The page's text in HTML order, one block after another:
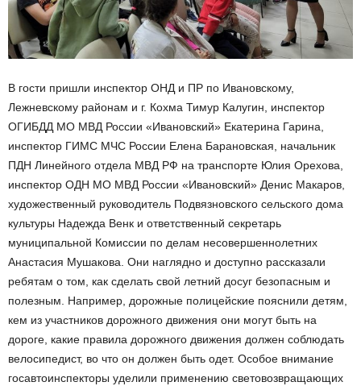
В гости пришли инспектор ОНД и ПР по Ивановскому,
Лежневскому районам и г. Кохма Тимур Калугин, инспектор
ОГИБДД МО МВД России «Ивановский» Екатерина Гарина,
инспектор ГИМС МЧС России Елена Барановская, начальник
ПДН Линейного отдела МВД РФ на транспорте Юлия Орехова,
инспектор ОДН МО МВД России «Ивановский» Денис Макаров,
художественный руководитель Подвязновского сельского дома
культуры Надежда Венк и ответственный секретарь
муниципальной Комиссии по делам несовершеннолетних
Анастасия Мушакова. Они наглядно и доступно рассказали
ребятам о том, как сделать свой летний досуг безопасным и
полезным. Например, дорожные полицейские пояснили детям,
кем из участников дорожного движения они могут быть на
дороге, какие правила дорожного движения должен соблюдать
велосипедист, во что он должен быть одет. Особое внимание
госавтоинспекторы уделили применению световозвращающих